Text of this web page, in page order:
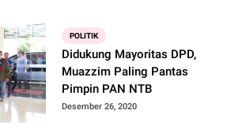
POLITIK
Didukung Mayoritas DPD,
Muazzim Paling Pantas
Pimpin PAN NTB
Desember 26, 2020